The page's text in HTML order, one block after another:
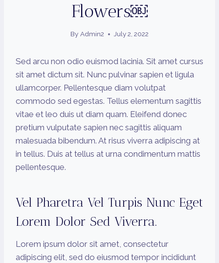
Flowers￼
By Admin2 July 2, 2022
Sed arcu non odio euismod lacinia. Sit amet cursus
sit amet dictum sit. Nunc pulvinar sapien et ligula
ullamcorper. Pellentesque diam volutpat
commodo sed egestas. Tellus elementum sagittis
vitae et leo duis ut diam quam. Eleifend donec
pretium vulputate sapien nec sagittis aliquam
malesuada bibendum. At risus viverra adipiscing at
in tellus. Duis at tellus at urna condimentum mattis
pellentesque.
Vel Pharetra Vel Turpis Nunc Eget
Lorem Dolor Sed Viverra.
Lorem ipsum dolor sit amet, consectetur
adipiscing elit, sed do eiusmod tempor incididunt